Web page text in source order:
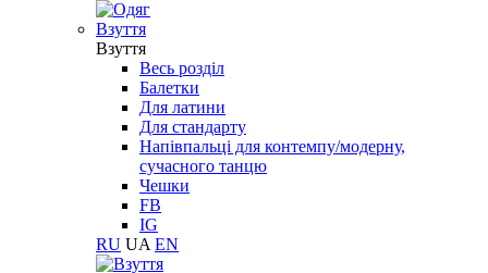
Взуття
Взуття
Весь розділ
Балетки
Для латини
Для стандарту
Напівпальці для контемпу/модерну,
сучасного танцю
Чешки
FB
IG
RU UA EN